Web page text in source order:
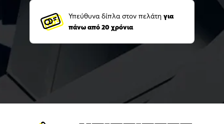
Υπεύθυνα δίπλα στον πελάτη για
πάνω από 20 χρόνια